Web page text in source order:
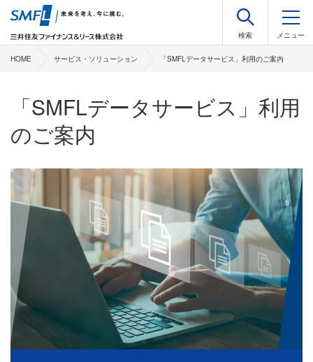
HOME サービス・ソリューション 「SMFLデータサービス」利⽤のご案内
「SMFLデータサービス」利⽤
のご案内